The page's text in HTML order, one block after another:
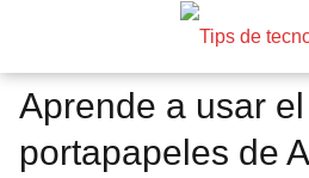
Aprende a usar el
portapapeles de